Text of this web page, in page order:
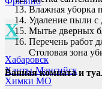
Х
Хабаровск
Ханты-Мансийск
Химки МО
Влажная уборка
Удаление пыли с
Мытье дверных
Перечень работ
Столовая зона
Ванная комната и